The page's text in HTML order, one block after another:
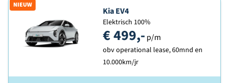
NIEUW
Ontdek de
Kia EV4
Elektrisch 100%
€ 499,- p/m
obv operational lease, 60mnd en
10.000km/jr